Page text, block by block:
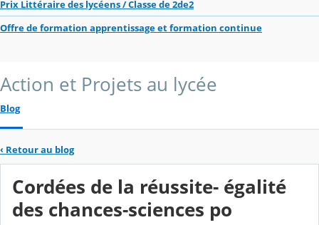
Prix Littéraire des lycéens / Classe de 2de2
Offre de formation apprentissage et formation continue
Action et Projets au lycée
Blog
‹ Retour au blog
Cordées de la réussite- égalité
des chances-sciences po